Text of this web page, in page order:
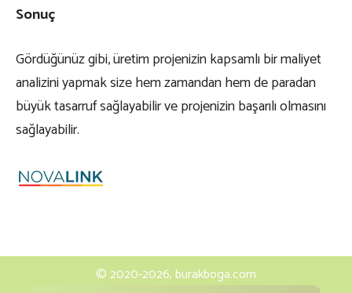
Sonuç
Gördüğünüz gibi, üretim projenizin kapsamlı bir maliyet
analizini yapmak size hem zamandan hem de paradan
büyük tasarruf sağlayabilir ve projenizin başarılı olmasını
sağlayabilir.
© 2020-2026, burakboga.com